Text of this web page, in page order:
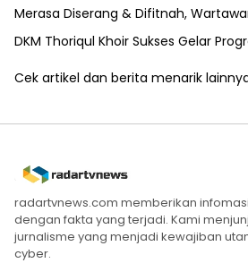
Merasa Diserang & Difitnah,
DKM Thoriqul Khoir Sukses Gelar
Cek artikel dan berita menarik
radartvnews.com memberikan
dengan fakta yang terjadi. Kami
jurnalisme yang menjadi kewajiban
cyber.